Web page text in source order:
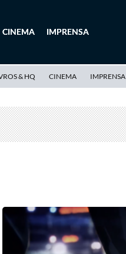
CINEMA IMPRENSA
& HQ CINEMA IMPRENSA